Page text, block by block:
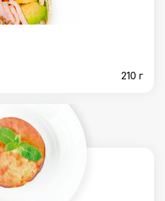
210 г